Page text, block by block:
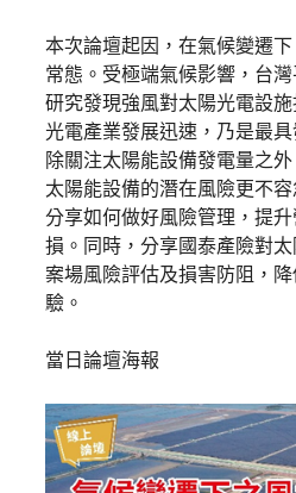
本次論壇起因，在氣候變遷
常態。受極端氣候影響，台
研究發現強風對太陽光電設
光電產業發展迅速，乃是最
除關注太陽能設備發電量之
太陽能設備的潛在風險更不
分享如何做好風險管理，提
損。同時，分享國泰產險對
案場風險評估及損害防阻，
驗。
當日論壇海報